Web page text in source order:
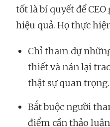
tốt là bí quyết để
hiệu quả. Họ thực
Chỉ tham dự
thiết và nán lại
thật sự quan trọng.
Bắt buộc người
điểm cần thảo